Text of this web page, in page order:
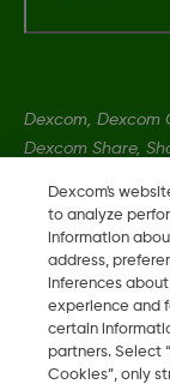
Dexcom, Dexcom
Dexcom Share,
LBL016375 Rev001
2026 Dexcom,
Dexcom's
to analyze
information
address,
inferences
experience and
certain
partners. Select
Cookies”, only